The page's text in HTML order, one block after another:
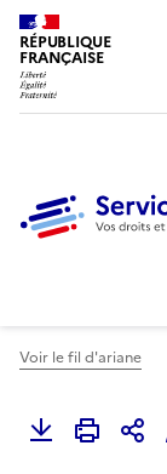
RÉPUBLIQUE
FRANÇAISE
Voir le fil d'ariane